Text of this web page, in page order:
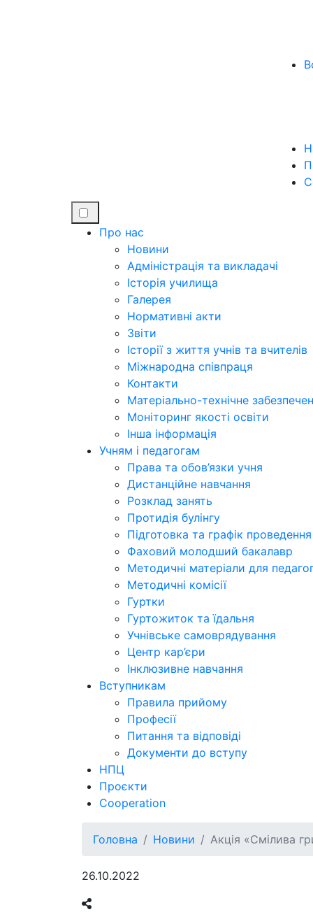
Про нас
Новини
Адміністрація та викладачі
Історія училища
Галерея
Нормативні акти
Звіти
Історії з життя учнів та вчителів
Міжнародна співпраця
Контакти
Матеріально-технічне
Моніторинг якості освіти
Інша інформація
Учням і педагогам
Права та обов’язки учня
Дистанційне навчання
Розклад занять
Протидія булінгу
Підготовка та графік
Фаховий молодший бакалавр
Методичні матеріали для
Методичні комісії
Гуртки
Гуртожиток та їдальня
Учнівське самоврядування
Центр кар’єри
Інклюзивне навчання
Вступникам
Правила прийому
Професії
Питання та відповіді
Документи до вступу
НПЦ
Проєкти
Cooperation
Головна Новини Акція «Смілива
26.10.2022